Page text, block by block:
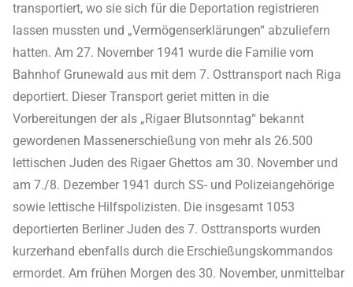
transportiert, wo sie sich für die Deportation registrieren
lassen mussten und „Vermögenserklärungen“ abzuliefern
hatten. Am 27. November 1941 wurde die Familie vom
Bahnhof Grunewald aus mit dem 7. Osttransport nach Riga
deportiert. Dieser Transport geriet mitten in die
Vorbereitungen der als „Rigaer Blutsonntag“ bekannt
gewordenen Massenerschießung von mehr als 26.500
lettischen Juden des Rigaer Ghettos am 30. November und
am 7./8. Dezember 1941 durch SS- und Polizeiangehörige
sowie lettische Hilfspolizisten. Die insgesamt 1053
deportierten Berliner Juden des 7. Osttransports wurden
kurzerhand ebenfalls durch die Erschießungskommandos
ermordet. Am frühen Morgen des 30. November, unmittelbar